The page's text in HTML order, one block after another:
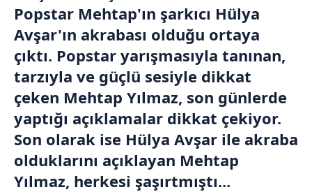
Popstar Mehtap'ın şarkıcı Hülya
Avşar'ın akrabası olduğu ortaya
çıktı. Popstar yarışmasıyla tanınan,
tarzıyla ve güçlü sesiyle dikkat
çeken Mehtap Yılmaz, son günlerde
yaptığı açıklamalar dikkat çekiyor.
Son olarak ise Hülya Avşar ile akraba
olduklarını açıklayan Mehtap
Yılmaz, herkesi şaşırtmıştı...